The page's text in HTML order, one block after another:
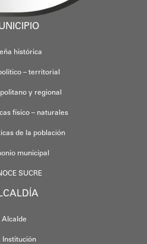
histórica
– territorial
y regional
físico – naturales
de la población
municipal
SUCRE
Alcalde
Institución